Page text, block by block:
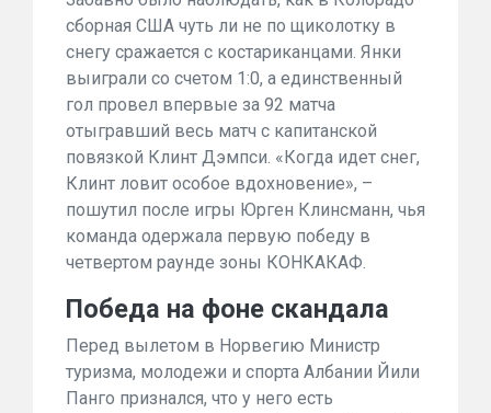
сборная США чуть ли не по щиколотку в
снегу сражается с костариканцами. Янки
выиграли со счетом 1:0, а единственный
гол провел впервые за 92 матча
отыгравший весь матч с капитанской
повязкой Клинт Дэмпси. «Когда идет снег,
Клинт ловит особое вдохновение», –
пошутил после игры Юрген Клинсманн, чья
команда одержала первую победу в
четвертом раунде зоны КОНКАКАФ.
Победа на фоне скандала
Перед вылетом в Норвегию Министр
туризма, молодежи и спорта Албании Йили
Панго признался, что у него есть